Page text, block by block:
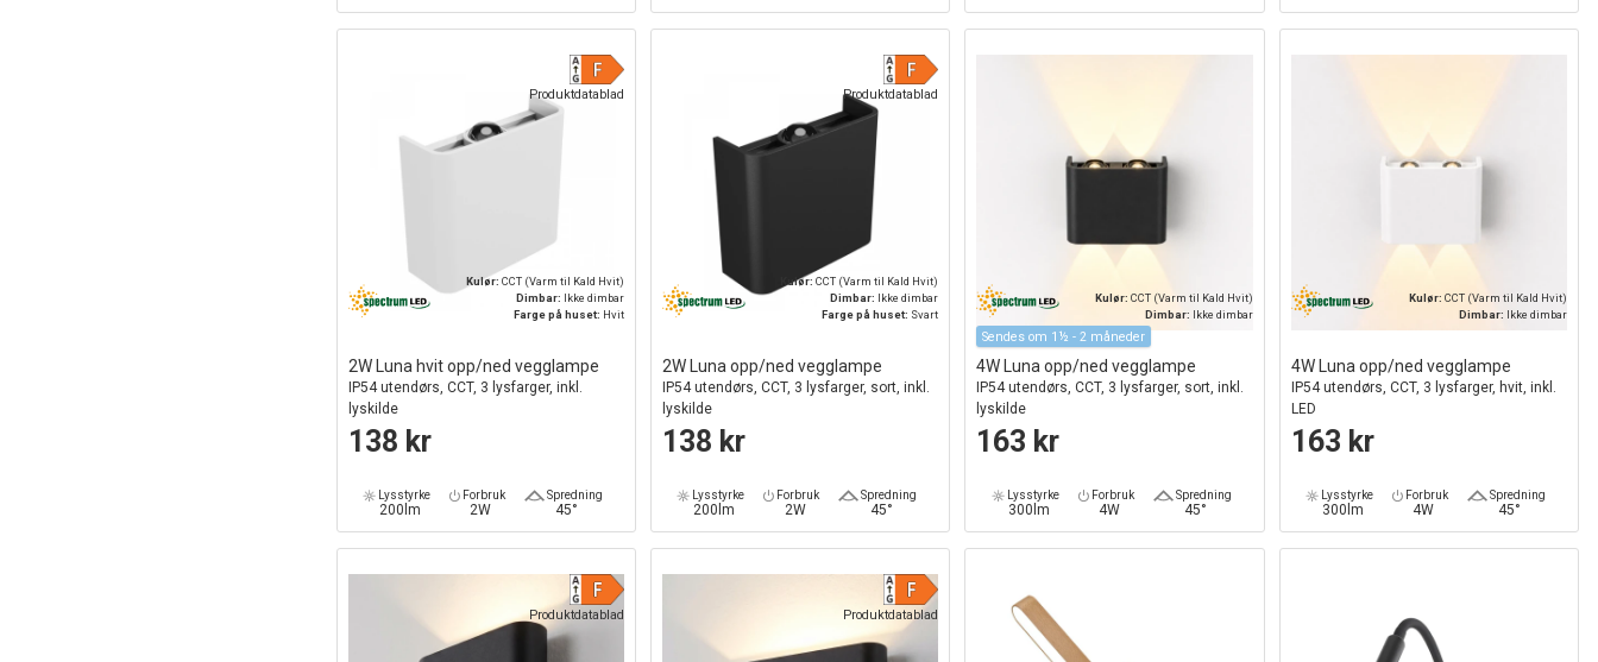
Produktdatablad
Kulør:CCT (Varm til Kald Hvit)
Dimbar: Ikke dimbar
Farge på huset: Hvit
2W Luna hvit opp/ned vegglampe
IP54 utendørs, CCT, 3 lysfarger, inkl.
lyskilde
138 kr
Lysstyrke
200lm
Forbruk
2W
Spredning
45°
Produktdatablad
Kulør:CCT (Varm til Kald Hvit)
Dimbar: Ikke dimbar
Farge på huset: Svart
2W Luna opp/ned vegglampe
IP54 utendørs, CCT, 3 lysfarger, sort, inkl.
lyskilde
138 kr
Lysstyrke
200lm
Forbruk
2W
Spredning
45°
Kulør: CCT (Varm til Kald Hvit)
Dimbar: Ikke dimbar
Sendes om 1½ - 2 måneder
4W Luna opp/ned vegglampe
IP54 utendørs, CCT, 3 lysfarger, sort, inkl.
lyskilde
163 kr
Lysstyrke
300lm
Forbruk
4W
Spredning
45°
Kulør: CCT (Varm til Kald Hvit)
Dimbar: Ikke dimbar
4W Luna opp/ned vegglampe
IP54 utendørs, CCT, 3 lysfarger, hvit, inkl.
LED
163 kr
Lysstyrke
300lm
Forbruk
4W
Spredning
45°
Produktdatablad Produktdatablad